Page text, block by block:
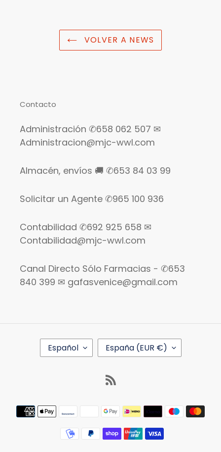
VOLVER A NEWS
Contacto
Administración ✆658 062 507 ✉
Administracion@mjc-wwl.com
Almacén, envíos 🚚 ✆653 84 03 99
Solicitar un Agente ✆965 100 936
Contabilidad ✆692 925 658 ✉
Contabilidad@mjc-wwl.com
Canal Directo Sólo Farmacias - ✆653
840 399 ✉ gafasvenice@gmail.com
I
D Español
P
A
G
Ó
España (EUR €)
Métodos
pago